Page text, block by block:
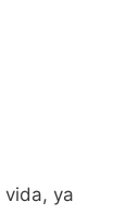
vida, ya